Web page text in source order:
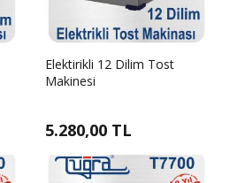
Elektirikli 12 Dilim Tost
Makinesi
5.280,00 TL